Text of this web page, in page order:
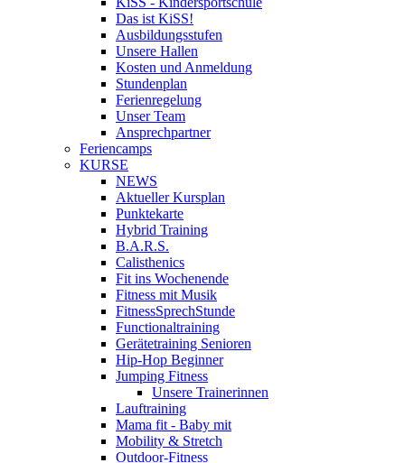
Das ist KiSS!
Ausbildungsstufen
Unsere Hallen
Kosten und Anmeldung
Stundenplan
Ferienregelung
Unser Team
Ansprechpartner
Feriencamps
KURSE
NEWS
Aktueller Kursplan
Punktekarte
Hybrid Training
B.A.R.S.
Calisthenics
Fit ins Wochenende
Fitness mit Musik
FitnessSprechStunde
Functionaltraining
Gerätetraining Senioren
Hip-Hop Beginner
Jumping Fitness
Unsere Trainerinnen
Lauftraining
Mama fit - Baby mit
Mobility & Stretch
Outdoor-Fitness